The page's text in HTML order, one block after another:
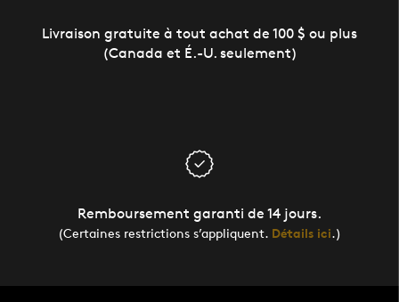
Livraison gratuite à tout achat de 100 $ ou plus
(Canada et É.-U. seulement)
Remboursement garanti de 14 jours.
(Certaines restrictions s’appliquent. Détails ici.)